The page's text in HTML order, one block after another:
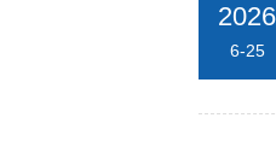
2026
6-25